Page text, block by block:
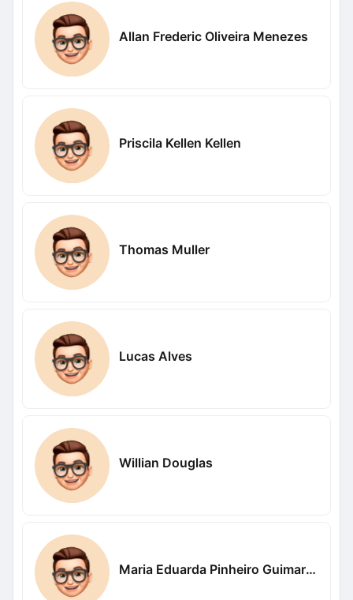
Allan Frederic Oliveira Menezes
Priscila Kellen Kellen
Thomas Muller
Lucas Alves
Willian Douglas
Maria Eduarda Pinheiro Guimaraes